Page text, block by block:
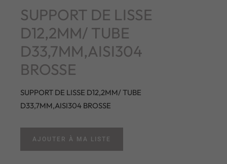
SUPPORT DE LISSE
D12,2MM/ TUBE
D33,7MM,AISI304
BROSSE
SUPPORT DE LISSE D12,2MM/ TUBE
D33,7MM,AISI304 BROSSE
AJOUTER À MA LISTE